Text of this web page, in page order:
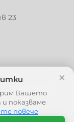
23
×
Вашето
показваме
повече